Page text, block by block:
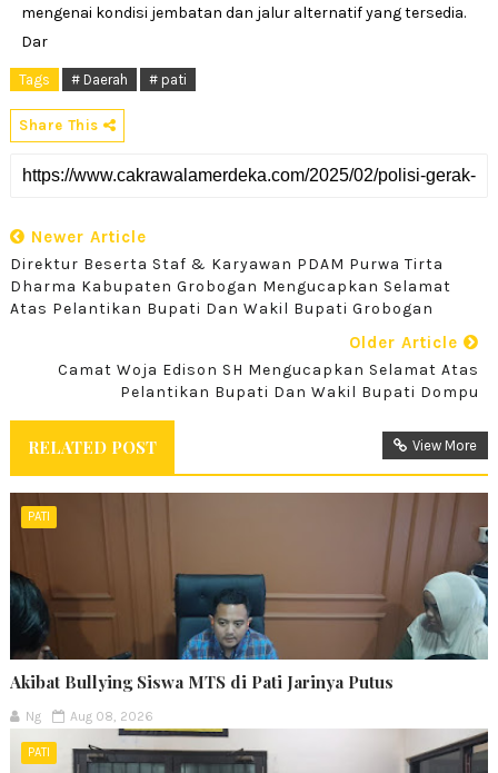
mengenai kondisi jembatan dan jalur alternatif yang tersedia.
Dar
Tags # Daerah # pati
Share This
Newer Article
Direktur Beserta Staf & Karyawan PDAM Purwa Tirta
Dharma Kabupaten Grobogan Mengucapkan Selamat
Atas Pelantikan Bupati Dan Wakil Bupati Grobogan
Older Article
Camat Woja Edison SH Mengucapkan Selamat Atas
Pelantikan Bupati Dan Wakil Bupati Dompu
RELATED POST View More
PATI
Akibat Bullying Siswa MTS di Pati Jarinya Putus
Ng Aug 08, 2026
PATI